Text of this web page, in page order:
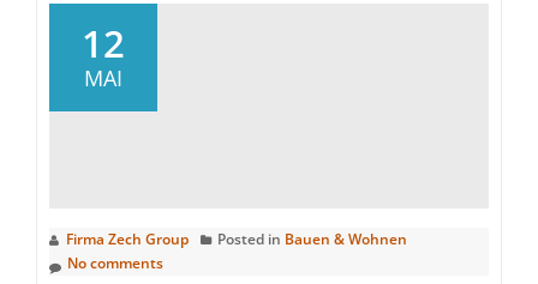
12
MAI
Firma Zech Group Posted in Bauen & Wohnen
No comments